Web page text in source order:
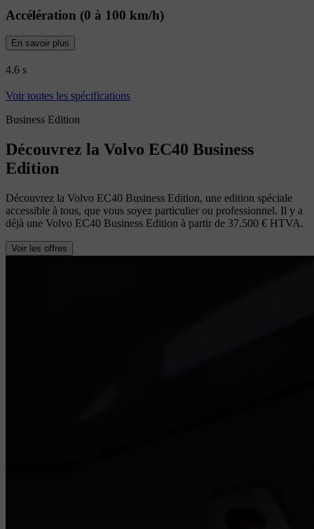
Accélération (0 à 100 km/h)
En savoir plus
4.6 s
Voir toutes les spécifications
Business Edition
Découvrez la Volvo EC40 Business
Edition
Découvrez la Volvo EC40 Business Edition, une edition spéciale
accessible à tous, que vous soyez particulier ou professionnel. Il y a
déjà une Volvo EC40 Business Edition à partir de 37.500 € HTVA.
Voir les offres